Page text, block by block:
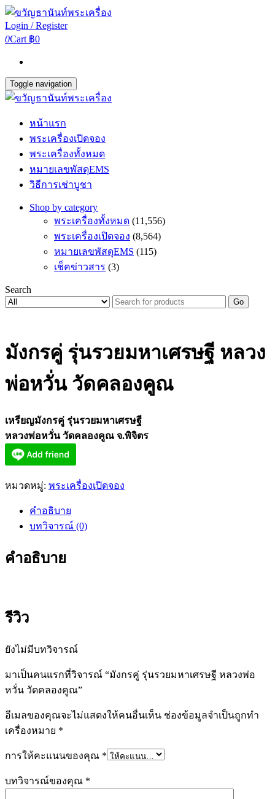
Login / Register
0Cart ฿0
Toggle navigation
หน้าแรก
พระเครื่องเปิดจอง
พระเครื่องทั้งหมด
หมายเลขพัสดุEMS
วิธีการเช่าบูชา
Shop by category
พระเครื่องทั้งหมด (11,556)
พระเครื่องเปิดจอง (8,564)
หมายเลขพัสดุEMS (115)
เช็คข่าวสาร (3)
Search
Go
มังกรคู่ รุ่นรวยมหาเศรษฐี หลวง
พ่อหวั่น วัดคลองคูณ
เหรียญมังกรคู่ รุ่นรวยมหาเศรษฐี
หลวงพ่อหวั่น วัดคลองคูณ จ.พิจิตร
หมวดหมู่: พระเครื่องเปิดจอง
คำอธิบาย
บทวิจารณ์ (0)
คำอธิบาย
รีวิว
ยังไม่มีบทวิจารณ์
มาเป็นคนแรกที่วิจารณ์ “มังกรคู่ รุ่นรวยมหาเศรษฐี หลวงพ่อ
หวั่น วัดคลองคูณ”
อีเมลของคุณจะไม่แสดงให้คนอื่นเห็น ช่องข้อมูลจำเป็นถูกทำ
เครื่องหมาย *
การให้คะแนนของคุณ *
บทวิจารณ์ของคุณ *